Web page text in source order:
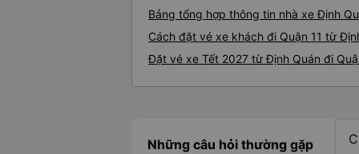
Bảng tổng hợp thông tin nhà xe Định
Cách đặt vé xe khách đi Quận 11 từ
Đặt vé xe Tết 2027 từ Định Quán đi
Những câu hỏi thường gặp